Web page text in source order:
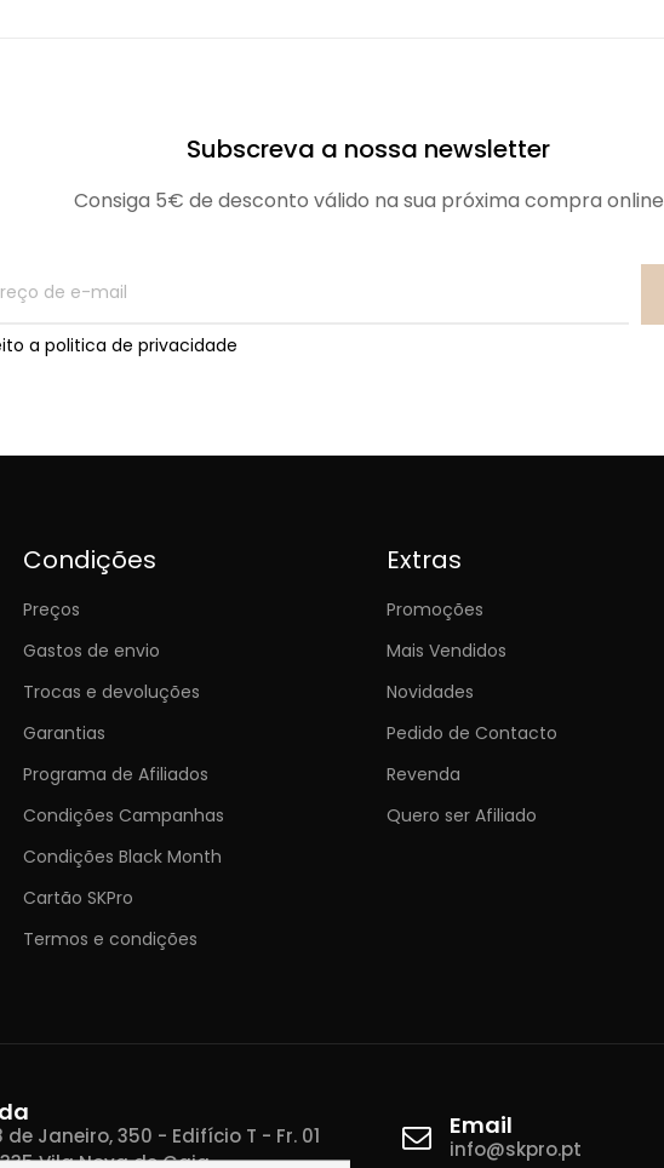
Subscreva a nossa newsletter
Consiga 5€ de desconto válido na sua próxima compra online
a politica de privacidade
Condições
Preços
Gastos de envio
Trocas e devoluções
Garantias
Programa de Afiliados
Condições Campanhas
Condições Black Month
Cartão SKPro
Termos e condições
Extras
Promoções
Mais Vendidos
Novidades
Pedido de Contacto
Revenda
Quero ser Afiliado
de Janeiro, 350 - Edifício T - Fr. 01
Email
info@skpro.pt